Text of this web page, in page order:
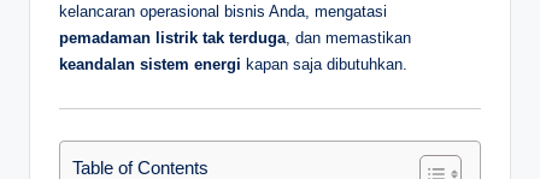
kelancaran operasional bisnis Anda, mengatasi
pemadaman listrik tak terduga , dan memastikan
keandalan sistem energi kapan saja dibutuhkan.
Table of Contents